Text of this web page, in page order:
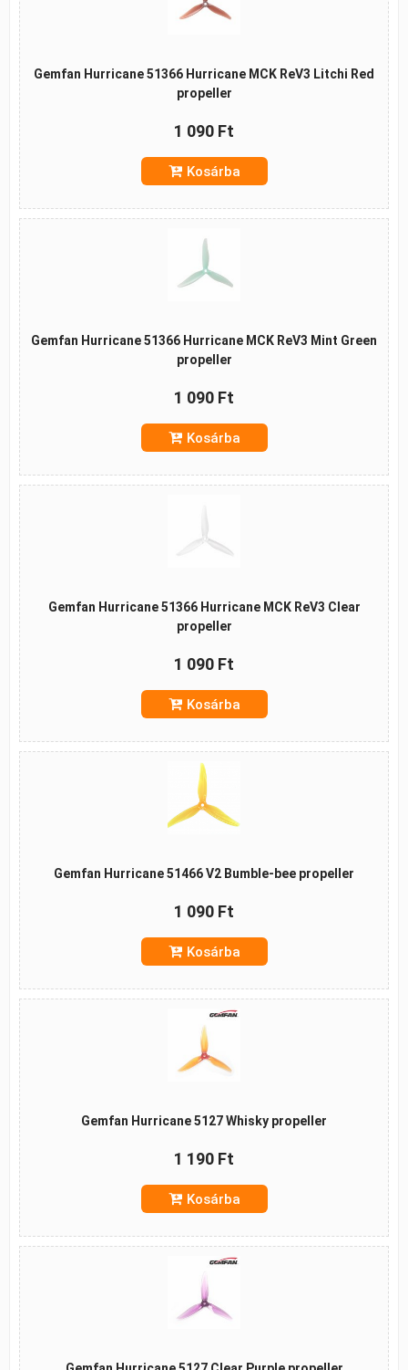
Gemfan Hurricane 51366 Hurricane MCK ReV3 Litchi Red
propeller
1 090 Ft
Kosárba
Gemfan Hurricane 51366 Hurricane MCK ReV3 Mint Green
propeller
1 090 Ft
Kosárba
Gemfan Hurricane 51366 Hurricane MCK ReV3 Clear
propeller
1 090 Ft
Kosárba
Gemfan Hurricane 51466 V2 Bumble-bee propeller
1 090 Ft
Kosárba
Gemfan Hurricane 5127 Whisky propeller
1 190 Ft
Kosárba